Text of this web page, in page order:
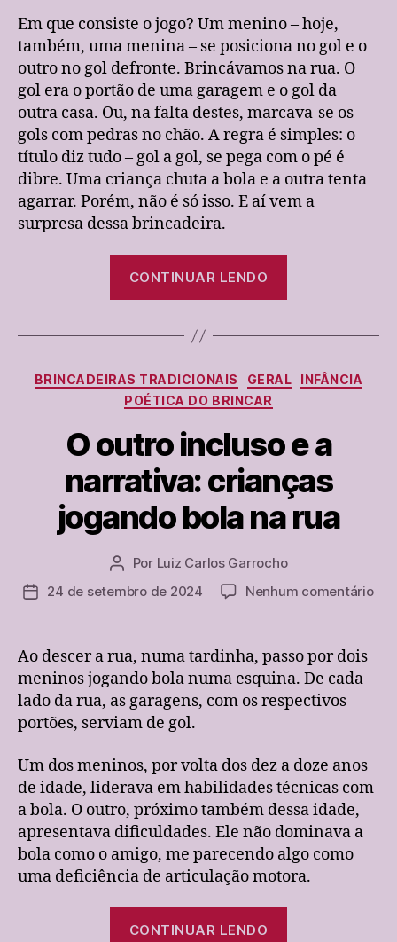
Em que consiste o jogo? Um menino – hoje,
também, uma menina – se posiciona no gol e o
outro no gol defronte. Brincávamos na rua. O
gol era o portão de uma garagem e o gol da
outra casa. Ou, na falta destes, marcava-se os
gols com pedras no chão. A regra é simples: o
título diz tudo – gol a gol, se pega com o pé é
dibre. Uma criança chuta a bola e a outra tenta
agarrar. Porém, não é só isso. E aí vem a
surpresa dessa brincadeira.
CONTINUAR LENDO
se
com
pé
é
dibra.
Um
antigo
crianças.”
Categorias
BRINCADEIRAS TRADICIONAIS GERAL
INFÂNCIA
POÉTICA DO BRINCAR
O outro incluso e a
narrativa: crianças
jogando bola na rua
Autor
do
Por Luiz Carlos Garrocho
Data24 de setembro de 2024 Nenhum comentárioem
Ao descer a rua, numa tardinha, passo por dois
meninos jogando bola numa esquina. De cada
lado da rua, as garagens, com os respectivos
portões, serviam de gol.
Um dos meninos, por volta dos dez a doze anos
de idade, liderava em habilidades técnicas com
a bola. O outro, próximo também dessa idade,
apresentava dificuldades. Ele não dominava a
bola como o amigo, me parecendo algo como
uma deficiência de articulação motora.
CONTINUAR LENDO